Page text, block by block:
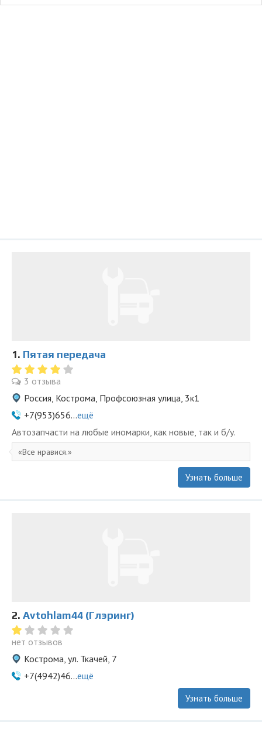
1. Пятая передача
3 отзыва
Россия, Кострома, Профсоюзная улица, 3к1
+7(953)656...ещё
Автозапчасти на любые иномарки, как новые, так и б/у.
Все нравися.
Узнать больше
2. Avtohlam44 (Глэринг)
нет отзывов
Кострома, ул. Ткачей, 7
+7(4942)46...ещё
Узнать больше